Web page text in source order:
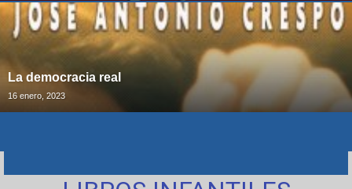
La democracia real
16 enero, 2023